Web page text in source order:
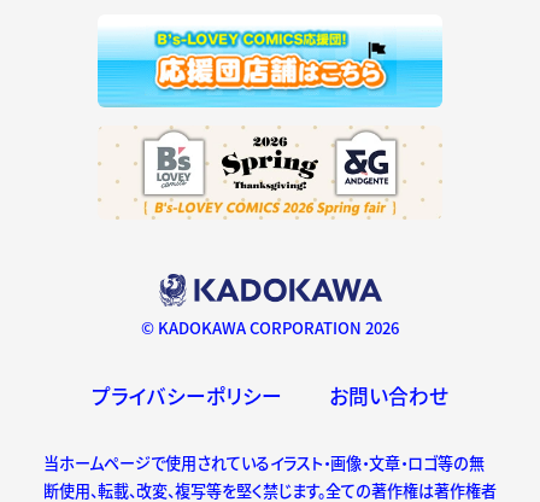
© KADOKAWA CORPORATION 2026
プライバシーポリシー お問い合わせ
当ホームページで使用されているイラスト・画像・文章・ロゴ等の無
断使用、転載、改変、複写等を堅く禁じます。全ての著作権は著作権者